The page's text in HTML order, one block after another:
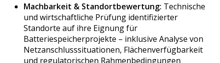
Machbarkeit & Standortbewertung: Technische
und wirtschaftliche Prüfung identifizierter
Standorte auf ihre Eignung für
Batteriespeicherprojekte – inklusive Analyse von
Netzanschlusssituationen, Flächenverfügbarkeit
und regulatorischen Rahmenbedingungen